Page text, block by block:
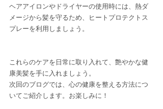
ヘアアイロンやドライヤーの使用時には、熱ダ
メージから髪を守るため、ヒートプロテクトス
プレーを利用しましょう。
これらのケアを日常に取り入れて、艶やかな健
康美髪を手に入れましょう。
次回のブログでは、心の健康を整える方法につ
いてご紹介します。お楽しみに！